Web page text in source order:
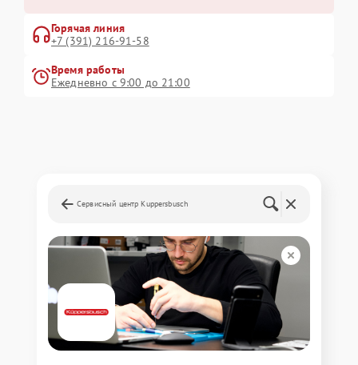
Горячая линия
+7 (391) 216-91-58
Время работы
Ежедневно с 9:00 до 21:00
Сервисный центр Kuppersbusch